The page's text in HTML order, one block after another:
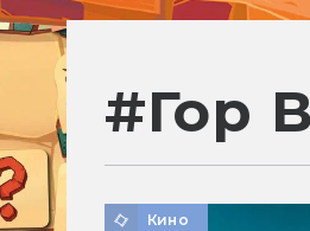
#Гор
Кино